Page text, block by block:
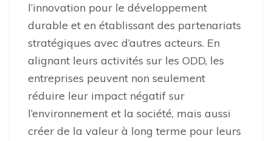
l’innovation pour le développement
durable et en établissant des partenariats
stratégiques avec d’autres acteurs. En
alignant leurs activités sur les ODD, les
entreprises peuvent non seulement
réduire leur impact négatif sur
l’environnement et la société, mais aussi
créer de la valeur à long terme pour leurs